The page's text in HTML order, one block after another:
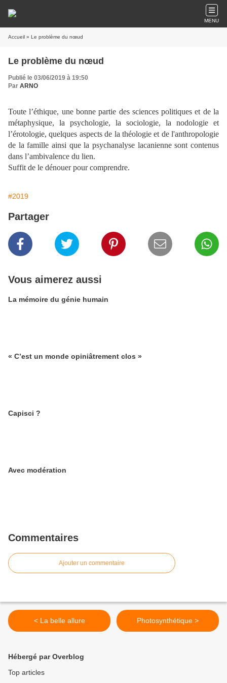
MENU
Accueil » Le problème du nœud
Le problème du nœud
Publié le 03/06/2019 à 19:50
Par ARNO
Toute l’éthique, une bonne partie des sciences politiques et de la
métaphysique, la psychologie, la sociologie, la nodologie et
l’érotologie, quelques aspects de la théologie et de l'anthropologie
de la famille ainsi que la psychanalyse lacanienne sont contenus
dans l’ambivalence du lien.
Suffit de le dénouer pour comprendre.
#2019
Partager
Vous aimerez aussi
La mémoire du génie humain
« C’est un monde opiniâtrement clos »
Capisci ?
Avec modération
Commentaires
Ajouter un commentaire
< La belle allure Photosynthétique >
Hébergé par Overblog
Top articles